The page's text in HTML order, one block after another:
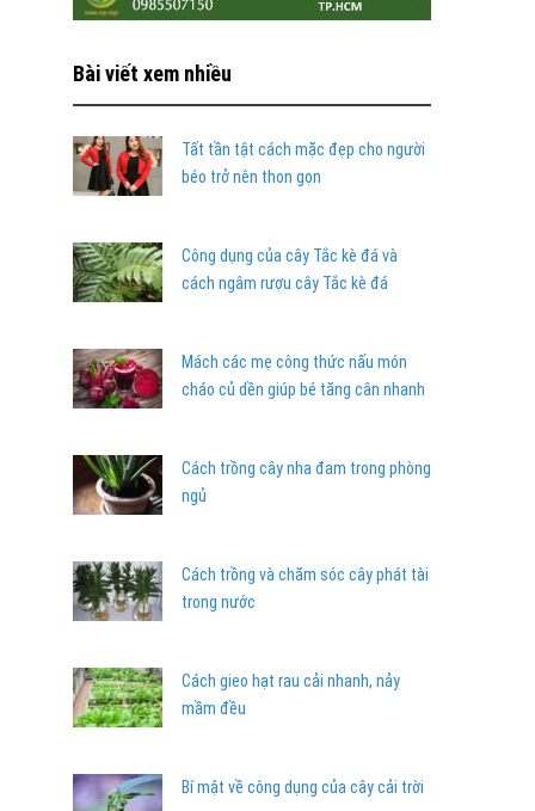
Bài viết xem nhiều
Tất tần tật cách mặc đẹp cho người
béo trở nên thon gọn
Công dụng của cây Tắc kè đá và
cách ngâm rượu cây Tắc kè đá
Mách các mẹ công thức nấu món
cháo củ dền giúp bé tăng cân nhanh
Cách trồng cây nha đam trong phòng
ngủ
Cách trồng và chăm sóc cây phát tài
trong nước
Cách gieo hạt rau cải nhanh, nảy
mầm đều
Bí mật về công dụng của cây cải trời